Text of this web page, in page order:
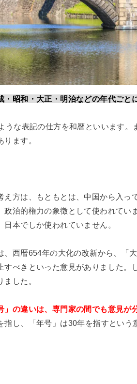
・昭和・大正・明治などの年代ごと
うな表記の仕方を和暦といいます
ます。
え方は、もともとは、中国から入
政治的権力の象徴として使われてい
日本でしか使われていません。
、西暦654年の大化の改新から、「
すべきといった意見がありました
した。
」の違いは、専門家の間でも意見が
指し、「年号」は30年を指すという